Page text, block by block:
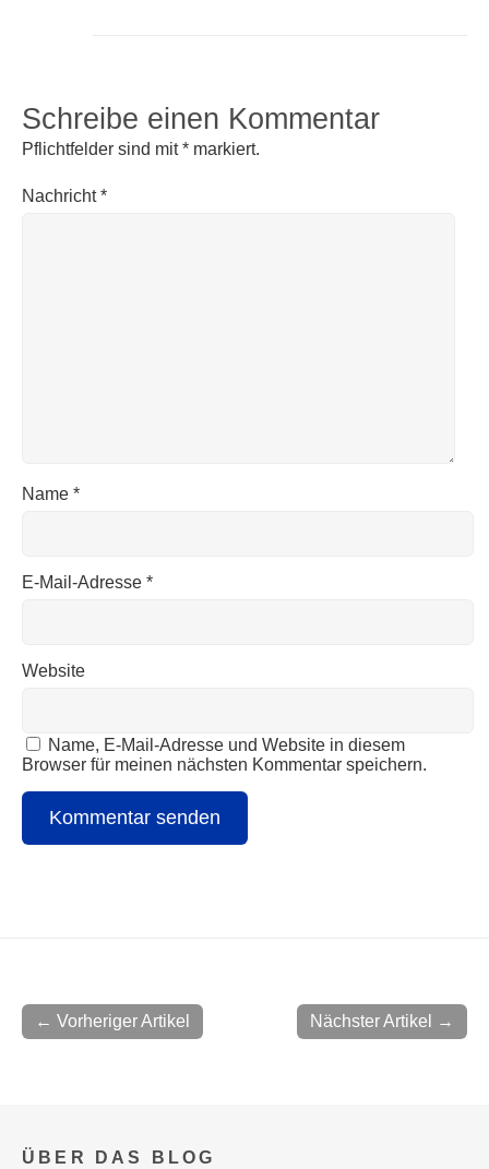
Schreibe einen Kommentar
Pflichtfelder sind mit* markiert.
Nachricht*
Name *
E-Mail-Adresse *
Website
Name, E-Mail-Adresse und Website in diesem
Browser für meinen nächsten Kommentar speichern.
Nächster Artikel →
← Vorheriger Artikel
ÜBER DAS BLOG